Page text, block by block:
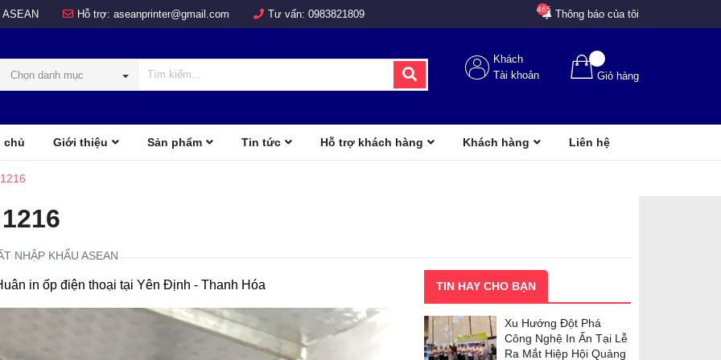
Hỗ trợ: aseanprinter@gmail.com Tư vấn: 0983821809 Thông báo của tôi
465
Chọn danh mục Giỏ hàng
Khách
Tài khoản
chủ Giới thiệu Sản phẩm Tin tức Hỗ trợ khách hàng Khách hàng Liên hệ
NHẬP KHẨU ASEAN
in ốp điện thoại tại Yên Định - Thanh Hóa TIN HAY CHO BẠN
Xu Hướng Đột Phá
Công Nghệ In Ấn Tại Lễ
Ra Mắt Hiệp Hội Quảng